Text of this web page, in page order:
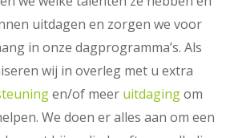
uitdagen en zorgen we voor
in onze dagprogramma’s. Als
wij in overleg met u extra
en/of meer uitdagingom
We doen er alles aan om een